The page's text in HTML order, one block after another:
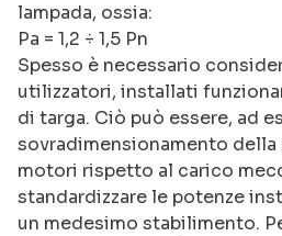
lampada, ossia:
Pa = 1,2 ÷ 1,5 Pn
Spesso è necessario
utilizzatori, installati
di targa. Ciò può essere, ad
sovradimensionamento della
motori rispetto al carico
standardizzare le potenze
un medesimo stabilimento.